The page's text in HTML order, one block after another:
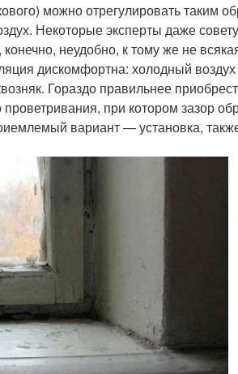
можно отрегулировать таким
Некоторые эксперты даже
неудобно, к тому же не
дискомфортна: холодный
Гораздо правильнее
при котором зазор
вариант — установка,